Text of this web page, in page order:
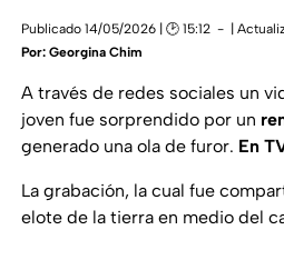
Publicado 14/05/2026 | 🕑 15:12
|
Por: Georgina Chim
A través de redes sociales un
joven fue sorprendido por un
generado una ola de furor. En
La grabación, la cual fue
elote de la tierra en medio del